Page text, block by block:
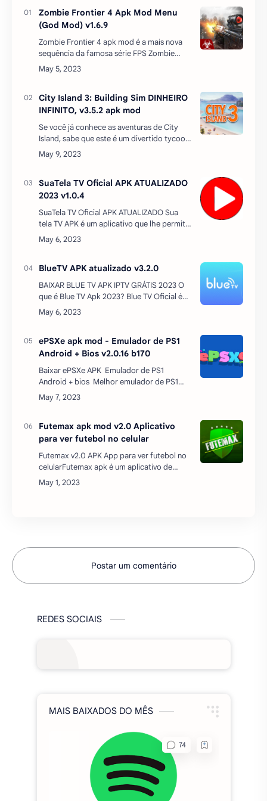
Zombie Frontier 4 Apk Mod Menu
(God Mod) v1.6.9
Zombie Frontier 4 apk mod é a mais nova
sequência da famosa série FPS Zombie
Frontier. É um jogo de matar zumbi e tiro
em primeira pessoa contra zumbis com
City Island 3: Building Sim DINHEIRO
INFINITO, v3.5.2 apk mod
Se você já conhece as aventuras de City
Island, sabe que este é um divertido tycoon
no qual você precisa construir uma cidade
inteira em uma ilha. Nesta edição, no
SuaTela TV Oficial APK ATUALIZADO
2023 v1.0.4
SuaTela TV Oficial APK ATUALIZADO Sua
tela TV APK é um aplicativo que lhe permite
assistir a filmes e séries mais famosas do
netflix e do mundo. O download é gratuito
BlueTV APK atualizado v3.2.0
BAIXAR BLUE TV APK IPTV GRÁTIS 2023 O
que é Blue TV Apk 2023? Blue TV Oficial é
um serviço de televisão IPTV que permite
ao usuário acessar uma oferta com mais de
ePSXe apk mod - Emulador de PS1
Android + Bios v2.0.16 b170
Baixar ePSXe APK Emulador de PS1
Android + bios Melhor emulador de PS1
para Android jogue seus jogos favoritos do
Playstation 1 no Android, com o Emulador
Futemax apk mod v2.0 Aplicativo
para ver futebol no celular
Futemax v2.0 APK App para ver futebol no
celularFutemax apk é um aplicativo de
futebol ao vivo grátis. Ao baixar Futemax
app para Android poderá assistir ao melhor
Postar um comentário
REDES SOCIAIS
MAIS BAIXADOS DO MÊS